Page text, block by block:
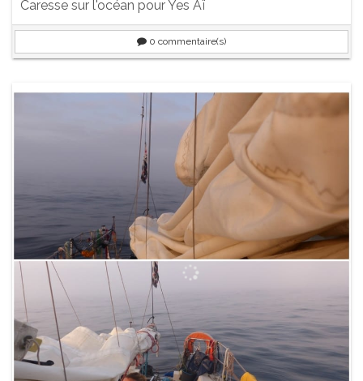
Caresse sur l'océan pour Yes Aï
0 commentaire(s)